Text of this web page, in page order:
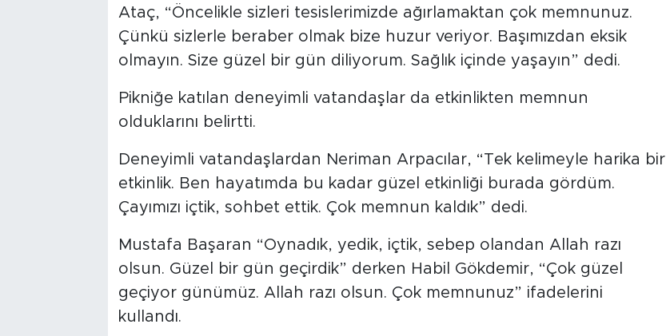
Ataç, “Öncelikle sizleri tesislerimizde ağırlamaktan çok memnunuz.
Çünkü sizlerle beraber olmak bize huzur veriyor. Başımızdan eksik
olmayın. Size güzel bir gün diliyorum. Sağlık içinde yaşayın” dedi.
Pikniğe katılan deneyimli vatandaşlar da etkinlikten memnun
olduklarını belirtti.
Deneyimli vatandaşlardan Neriman Arpacılar, “Tek kelimeyle harika bir
etkinlik. Ben hayatımda bu kadar güzel etkinliği burada gördüm.
Çayımızı içtik, sohbet ettik. Çok memnun kaldık” dedi.
Mustafa Başaran “Oynadık, yedik, içtik, sebep olandan Allah razı
olsun. Güzel bir gün geçirdik” derken Habil Gökdemir, “Çok güzel
geçiyor günümüz. Allah razı olsun. Çok memnunuz” ifadelerini
kullandı.